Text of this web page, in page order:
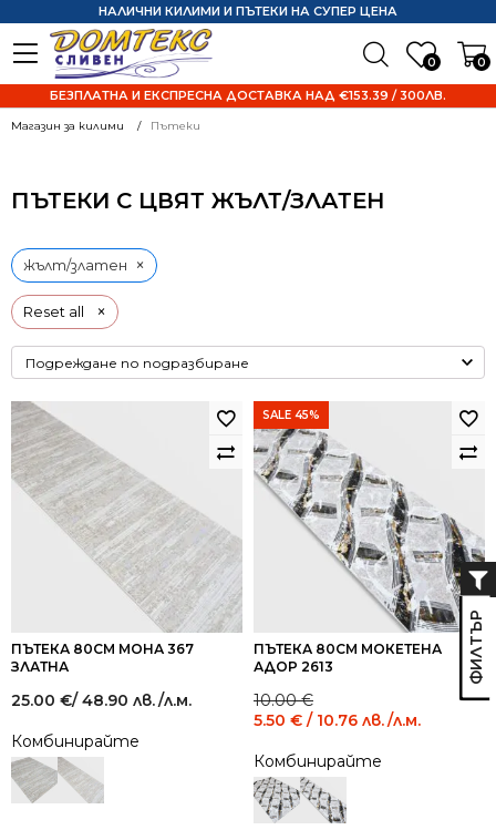
0 0
НАЛИЧНИ КИЛИМИ И ПЪТЕКИ НА СУПЕР ЦЕНА
БЕЗПЛАТНА И ЕКСПРЕСНА ДОСТАВКА НАД €153.39 / 300ЛВ.
Магазин за килими Пътеки
ПЪТЕКИ С ЦВЯТ ЖЪЛТ/ЗЛАТЕН
Reset all ×
жълт/златен ×
ПЪТЕКА 80СМ МОНА 367
ЗЛАТНА
25.00 €/ 48.90 лв./л.м.
Комбинирайте
SALE 45%
ПЪТЕКА 80СМ МОКЕТЕНА
АДОР 2613
10.00€
Original
price
10.00 €
/
19.56
лв..
5.50 € / 10.76 лв.
Current
price
5.50 €
/
10.76
лв..
/л.м.
Комбинирайте